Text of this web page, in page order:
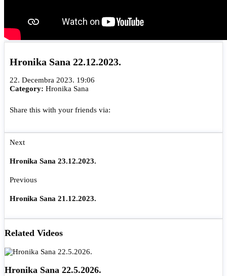
Hronika Sana 22.12.2023.
22. Decembra 2023. 19:06
Category: Hronika Sana
Share this with your friends via:
Next
Hronika Sana 23.12.2023.
Previous
Hronika Sana 21.12.2023.
Related Videos
Hronika Sana 22.5.2026.